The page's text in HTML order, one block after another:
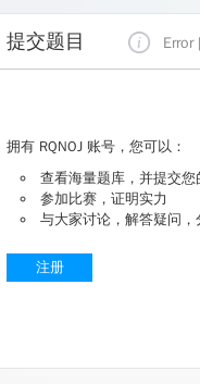
提交题目
拥有 RQNOJ 账号，您可以：
查看海量题库，并提交您
参加比赛，证明实力
与大家讨论，解答疑问，
注册